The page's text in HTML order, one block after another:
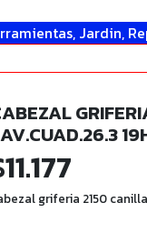
Jardin,
11.177
griferia 2150